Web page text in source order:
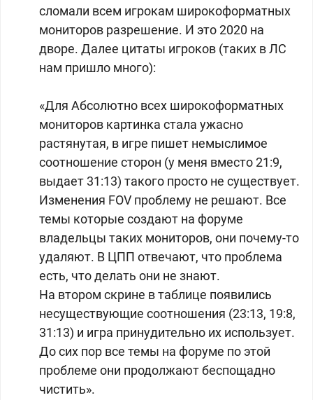
сломали всем игрокам широкоформатных
мониторов разрешение. И это 2020 на
дворе. Далее цитаты игроков (таких в ЛС
нам пришло много):
«Для Абсолютно всех широкоформатных
мониторов картинка стала ужасно
растянутая, в игре пишет немыслимое
соотношение сторон (у меня вместо 21:9,
выдает 31:13) такого просто не существует.
Изменения FOV проблему не решают. Все
темы которые создают на форуме
владельцы таких мониторов, они почему-то
удаляют. В ЦПП отвечают, что проблема
есть, что делать они не знают.
На втором скрине в таблице появились
несуществующие соотношения (23:13, 19:8,
31:13) и игра принудительно их использует.
До сих пор все темы на форуме по этой
проблеме они продолжают беспощадно
чистить».